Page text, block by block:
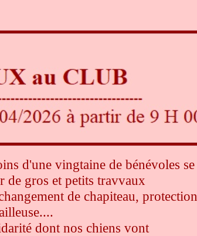
d'une vingtaine de bénévoles se
de gros et petits travvaux
de chapiteau, protection
dont nos chiens vont